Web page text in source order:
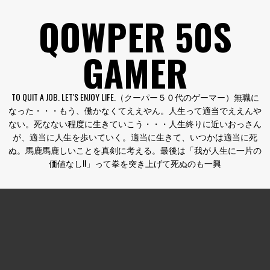
QOWPER 50S
GAMER
TO QUIT A JOB. LET'S ENJOY LIFE.（クーパー５０代のゲーマー）無職に
なった・・・もう、働かなくてええやん。人生って適当でええんや
ない。死なない程度に生きていこう・・・人生終りに近いおっさん
が、適当に人生を歩いていく。適当に生きて、いつかは適当に死
ぬ。馬鹿馬鹿しいことを真剣に考える。最後は「我が人生に一片の
価値なし!!」って拳を突き上げて死ぬのも一興